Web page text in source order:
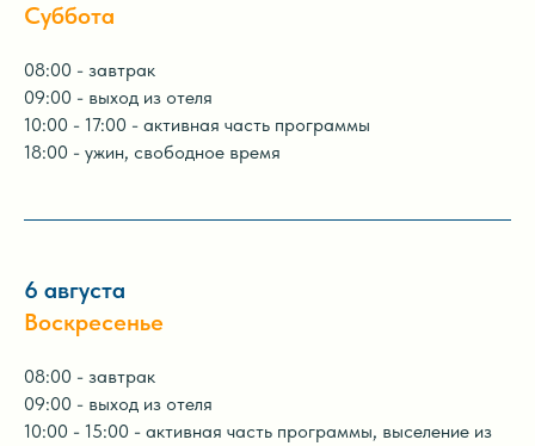
Суббота
08:00 - завтрак
09:00 - выход из отеля
10:00 - 17:00 - активная часть программы
18:00 - ужин, свободное время
6 августа
Воскресенье
08:00 - завтрак
09:00 - выход из отеля
10:00 - 15:00 - активная часть программы, выселение из